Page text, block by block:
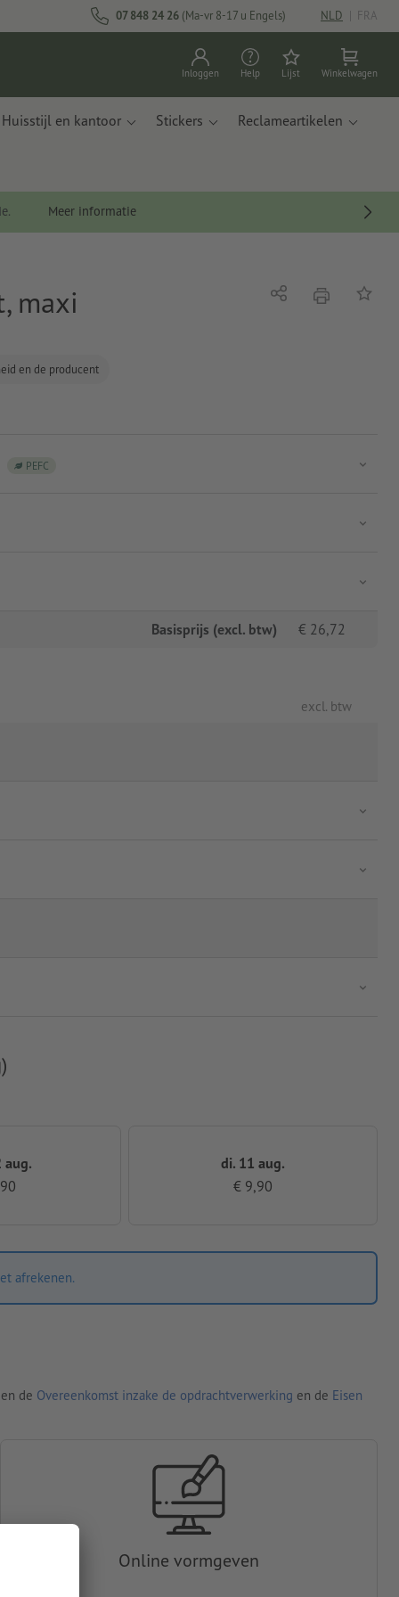
07 848 24 26 (Ma-vr 8-17 u Engels) NLD | FRA
Inloggen Help Lijst Winkelwagen
Huisstijl en kantoor Stickers Reclameartikelen
Meer informatie
maxi
en de producent
Delen afdrukkenOp de
PEFC
Basisprijs (excl. btw) € 26,72
excl. btw
aug.
di. 11 aug.
€ 9,90
afrekenen.
de Overeenkomst inzake de opdrachtverwerking en de Eisen
Online vormgeven